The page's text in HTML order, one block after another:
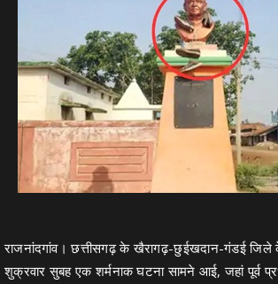
राजनांदगांव। छत्तीसगढ़ के खैरागढ़-छुईखदान-गंडई जिले
शुक्रवार सुबह एक शर्मनाक घटना सामने आई, जहां पूर्व